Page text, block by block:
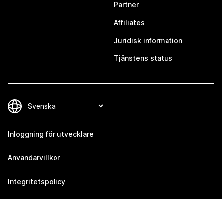
Partner
Affiliates
Juridisk information
Tjänstens status
Inloggning för utvecklare
Användarvillkor
Integritetspolicy